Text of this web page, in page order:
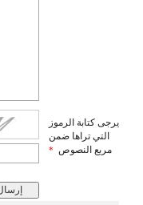
يرجى كتابة الرموز
التي تراها ضمن
مربع النصوص *